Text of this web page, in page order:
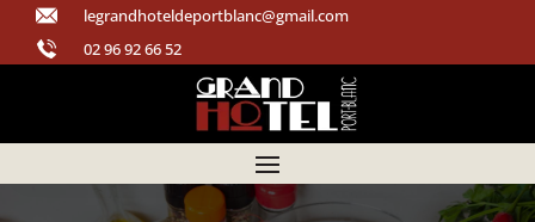
legrandhoteldeportblanc@gmail.com
02 96 92 66 52